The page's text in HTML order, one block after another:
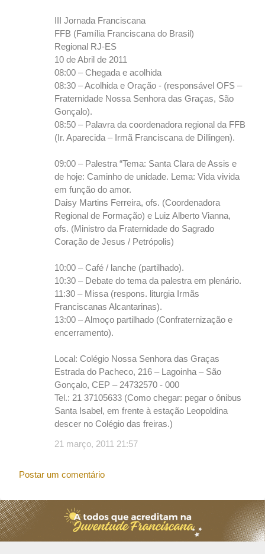
III Jornada Franciscana
FFB (Família Franciscana do Brasil)
Regional RJ-ES
10 de Abril de 2011
08:00 – Chegada e acolhida
08:30 – Acolhida e Oração - (responsável OFS –
Fraternidade Nossa Senhora das Graças, São
Gonçalo).
08:50 – Palavra da coordenadora regional da FFB
(Ir. Aparecida – Irmã Franciscana de Dillingen).
09:00 – Palestra “Tema: Santa Clara de Assis e
de hoje: Caminho de unidade. Lema: Vida vivida
em função do amor.
Daisy Martins Ferreira, ofs. (Coordenadora
Regional de Formação) e Luiz Alberto Vianna,
ofs. (Ministro da Fraternidade do Sagrado
Coração de Jesus / Petrópolis)
10:00 – Café / lanche (partilhado).
10:30 – Debate do tema da palestra em plenário.
11:30 – Missa (respons. liturgia Irmãs
Franciscanas Alcantarinas).
13:00 – Almoço partilhado (Confraternização e
encerramento).
Local: Colégio Nossa Senhora das Graças
Estrada do Pacheco, 216 – Lagoinha – São
Gonçalo, CEP – 24732570 - 000
Tel.: 21 37105633 (Como chegar: pegar o ônibus
Santa Isabel, em frente à estação Leopoldina
descer no Colégio das freiras.)
21 março, 2011 21:57
Postar um comentário